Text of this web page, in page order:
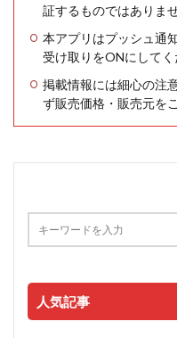
証するものではありませ
本アプリはプッシュ通
受け取りをONにしてく
掲載情報には細心の注
ず販売価格・販売元を
人気記事